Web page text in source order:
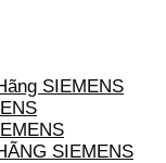
SIEMENS
SIEMENS